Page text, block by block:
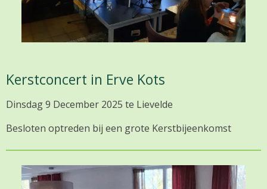
Kerstconcert in Erve Kots
Dinsdag 9 December 2025 te Lievelde
Besloten optreden bij een grote Kerstbijeenkomst